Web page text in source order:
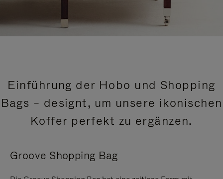
Einführung der Hobo und Shopping
Bags – designt, um unsere ikonischen
Koffer perfekt zu ergänzen.
Groove Shopping Bag